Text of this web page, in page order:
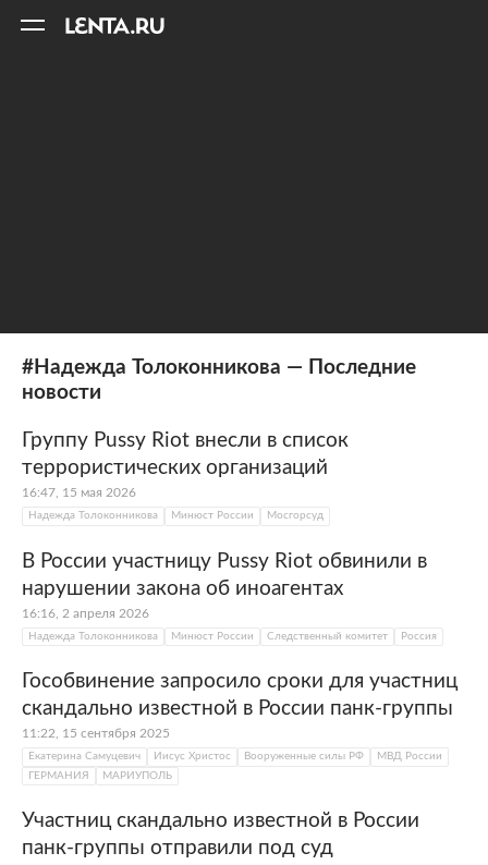
#Надежда Толоконникова — Последние
новости
Группу Pussy Riot внесли в список
террористических организаций
16:47, 15 мая 2026
Надежда Толоконникова Минюст России Мосгорсуд
В России участницу Pussy Riot обвинили в
нарушении закона об иноагентах
16:16, 2 апреля 2026
Надежда Толоконникова Минюст России Следственный комитет Россия
Гособвинение запросило сроки для участниц
скандально известной в России панк-группы
11:22, 15 сентября 2025
Екатерина Самуцевич Иисус Христос Вооруженные силы РФ
МВД России
ГЕРМАНИЯ
МАРИУПОЛЬ
Участниц скандально известной в России
панк-группы отправили под суд